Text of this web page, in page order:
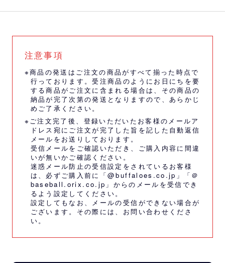
注意事項
※商品の発送はご注文の商品がすべて揃った時点で
行っております。受注商品のようにお日にちを要
する商品がご注文に含まれる場合は、その商品の
納品が完了次第の発送となりますので、あらかじ
めご了承ください。
※ご注文完了後、登録いただいたお客様のメールア
ドレス宛にご注文が完了した旨を記した自動返信
メールをお送りしております。
受信メールをご確認いただき、ご購入内容に間違
いが無いかご確認ください。
迷惑メール防止の受信設定をされているお客様
は、必ずご購入前に「@buffaloes.co.jp」「＠
baseball.orix.co.jp」からのメールを受信でき
るよう設定してください。
設定してもなお、メールの受信ができない場合が
ございます。その際には、 お問い合わせくださ
い。